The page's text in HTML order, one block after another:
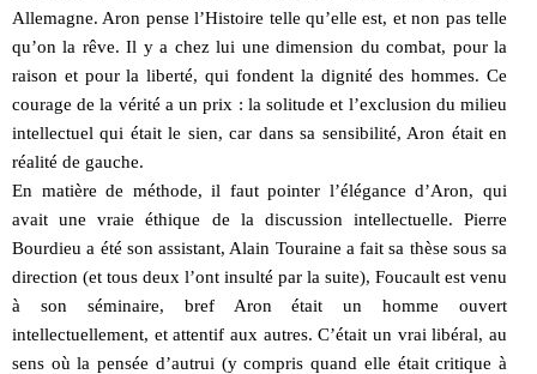
Allemagne. Aron pense l’Histoire telle qu’elle est, et non pas telle
qu’on la rêve. Il y a chez lui une dimension du combat, pour la
raison et pour la liberté, qui fondent la dignité des hommes. Ce
courage de la vérité a un prix : la solitude et l’exclusion du milieu
intellectuel qui était le sien, car dans sa sensibilité, Aron était en
réalité de gauche.
En matière de méthode, il faut pointer l’élégance d’Aron, qui
avait une vraie éthique de la discussion intellectuelle. Pierre
Bourdieu a été son assistant, Alain Touraine a fait sa thèse sous sa
direction (et tous deux l’ont insulté par la suite), Foucault est venu
à son séminaire, bref Aron était un homme ouvert
intellectuellement, et attentif aux autres. C’était un vrai libéral, au
sens où la pensée d’autrui (y compris quand elle était critique à